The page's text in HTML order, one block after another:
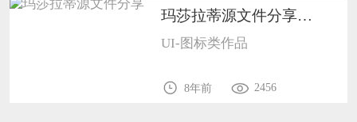
玛莎拉蒂源文件分享1101
UI-图标类作品
8年前 2456